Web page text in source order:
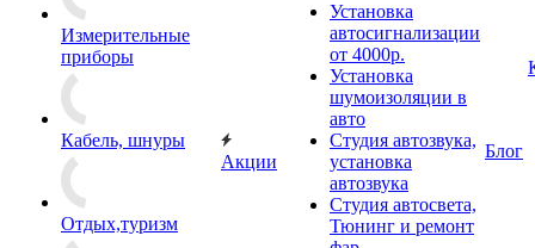
Измерительные
приборы
Кабель, шнуры
Отдых,туризм
Акции
Установка
автосигнализации
от 4000р.
Установка
шумоизоляции в
авто
Студия автозвука,
установка
автозвука
Студия автосвета,
Тюнинг и ремонт
Блог